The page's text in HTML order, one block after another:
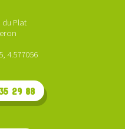
du Plat
4.577056
29 88